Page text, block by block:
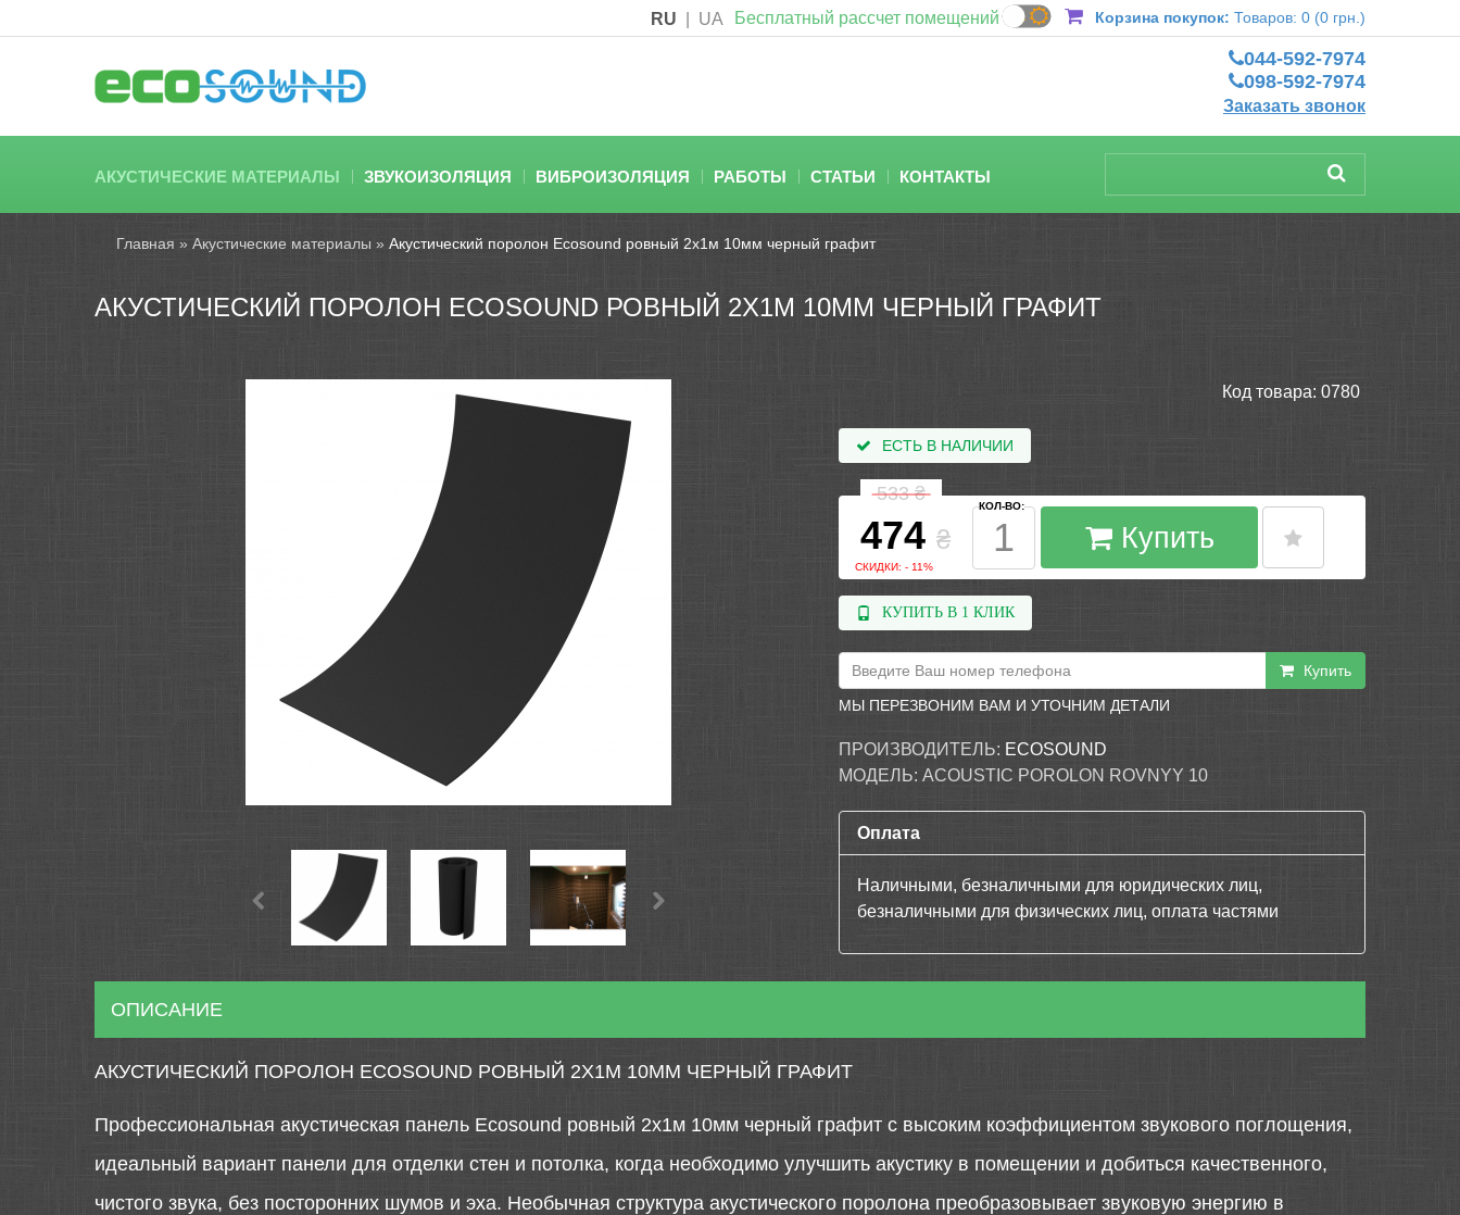
RU UA Бесплатный рассчет помещений Корзина покупок: Товаров: 0 (0 грн.)
044-592-7974
098-592-7974
Заказать звонок
АКУСТИЧЕСКИЕ МАТЕРИАЛЫ ЗВУКОИЗОЛЯЦИЯ ВИБРОИЗОЛЯЦИЯ РАБОТЫ СТАТЬИ КОНТАКТЫ
Главная » Акустические материалы » Акустический поролон Ecosound ровный 2х1м 10мм черный графит
АКУСТИЧЕСКИЙ ПОРОЛОН ECOSOUND РОВНЫЙ 2Х1М 10ММ ЧЕРНЫЙ ГРАФИТ
Код товара: 0780
ЕСТЬ В НАЛИЧИИ
533₴
474 ₴
СКИДКИ: - 11%
КОЛ-ВО:
Купить
КУПИТЬ В 1 КЛИК
Купить
МЫ ПЕРЕЗВОНИМ ВАМ И УТОЧНИМ ДЕТАЛИ
ПРОИЗВОДИТЕЛЬ: ECOSOUND
МОДЕЛЬ: ACOUSTIC POROLON ROVNYY 10
Оплата
Наличными, безналичными для юридических лиц,
безналичными для физических лиц, оплата частями
ОПИСАНИЕ
АКУСТИЧЕСКИЙ ПОРОЛОН ECOSOUND РОВНЫЙ 2Х1М 10ММ ЧЕРНЫЙ ГРАФИТ
Профессиональная акустическая панель Ecosound ровный 2х1м 10мм черный графит с высоким коэффициентом звукового поглощения,
идеальный вариант панели для отделки стен и потолка, когда необходимо улучшить акустику в помещении и добиться качественного,
чистого звука, без посторонних шумов и эха. Необычная структура акустического поролона преобразовывает звуковую энергию в